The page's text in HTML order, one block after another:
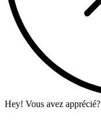
Hey! Vous avez apprécié?